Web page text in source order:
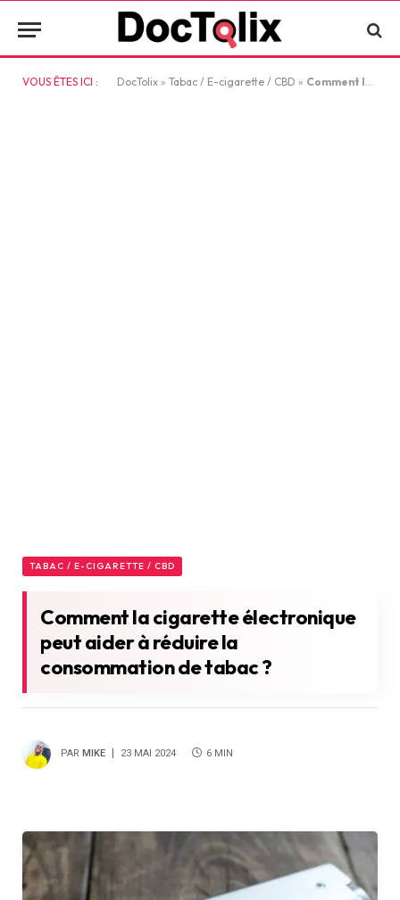
VOUS ÊTES ICI : DocTolix » Tabac / E-cigarette / CBD » Comment la cigarette électronique peut aider à réduire la consommation de tabac ?
TABAC / E-CIGARETTE / CBD
Comment la cigarette électronique
peut aider à réduire la
consommation de tabac ?
PAR MIKE 23 MAI 2024 6 MIN